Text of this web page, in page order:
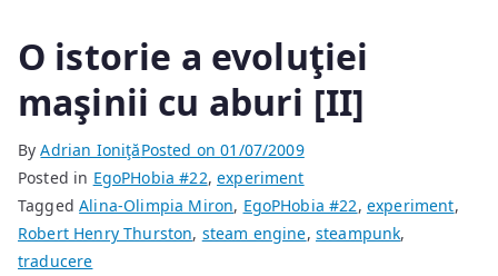
O istorie a evoluţiei
maşinii cu aburi [II]
ByAdrian IoniţăPosted on01/07/2009
Posted in EgoPHobia #22,experiment
TaggedAlina-Olimpia Miron, EgoPHobia #22, experiment,
Robert Henry Thurston, steam engine, steampunk,
traducere